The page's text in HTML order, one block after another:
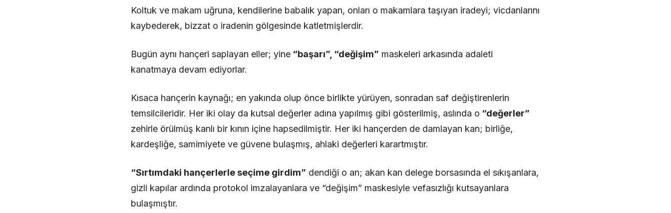
Koltuk ve makam uğruna, kendilerine babalık yapan, onları o makamlara taşıyan iradeyi; vicdanlarını
kaybederek, bizzat o iradenin gölgesinde katletmişlerdir.
Bugün aynı hançeri saplayan eller; yine “başarı”, “değişim” maskeleri arkasında adaleti
kanatmaya devam ediyorlar.
Kısaca hançerin kaynağı; en yakında olup önce birlikte yürüyen, sonradan saf değiştirenlerin
temsilcileridir. Her iki olay da kutsal değerler adına yapılmış gibi gösterilmiş, aslında o “değerler”
zehirle örülmüş kanlı bir kının içine hapsedilmiştir. Her iki hançerden de damlayan kan; birliğe,
kardeşliğe, samimiyete ve güvene bulaşmış, ahlaki değerleri karartmıştır.
“Sırtımdaki hançerlerle seçime girdim” dendiği o an; akan kan delege borsasında el sıkışanlara,
gizli kapılar ardında protokol imzalayanlara ve “değişim” maskesiyle vefasızlığı kutsayanlara
bulaşmıştır.